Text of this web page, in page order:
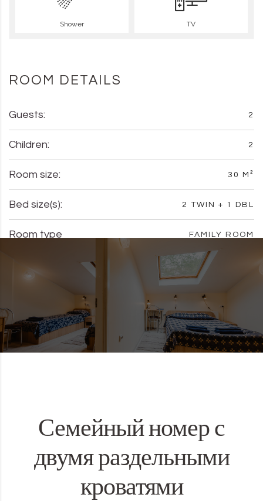
Shower TV
ROOM DETAILS
Guests: 2
Children: 2
Room size: 30 M²
Bed size(s): 2 TWIN + 1 DBL
Room type FAMILY ROOM
Семейный номер с
двумя раздельными
кроватями